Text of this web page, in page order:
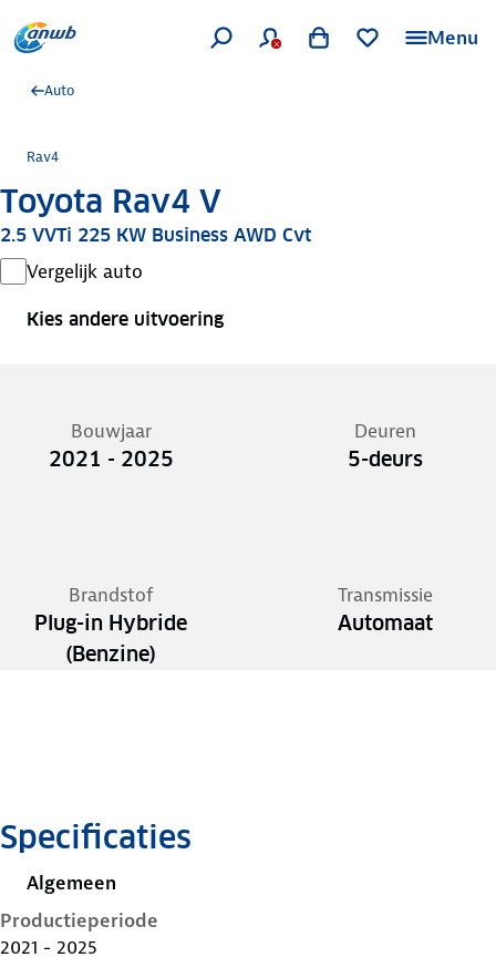
Menu
Auto
Rav4
Toyota Rav4 V
2.5 VVTi 225 KW Business AWD Cvt
Vergelijk auto
Kies andere uitvoering
Bouwjaar
2021 - 2025
Deuren
5-deurs
Brandstof
Plug-in Hybride
(Benzine)
Transmissie
Automaat
Specificaties
Algemeen
Productieperiode
2021 - 2025